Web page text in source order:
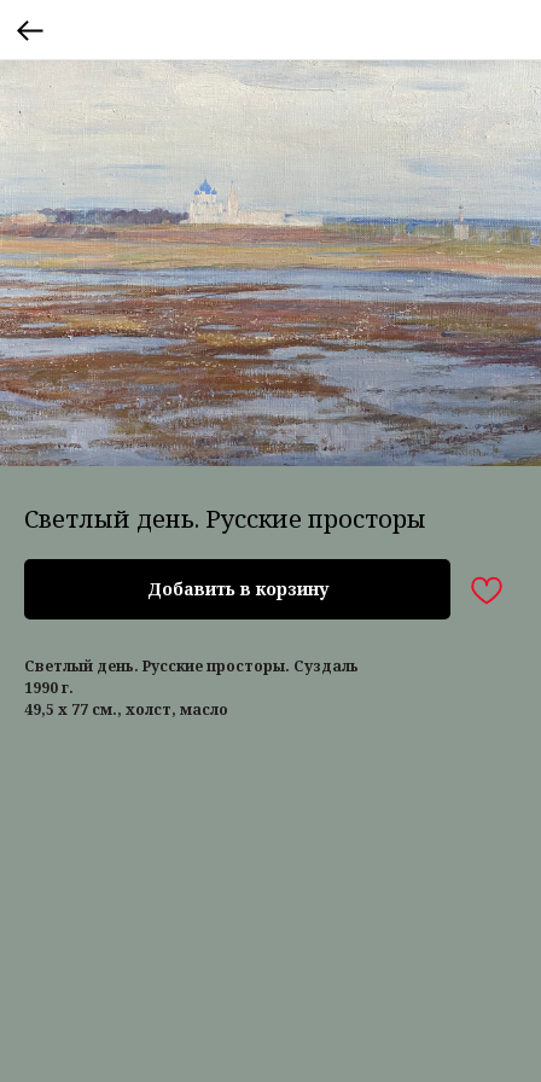
Светлый день. Русские просторы
Добавить в корзину
Светлый день. Русские просторы. Суздаль
1990 г.
49,5 х 77 см., холст, масло